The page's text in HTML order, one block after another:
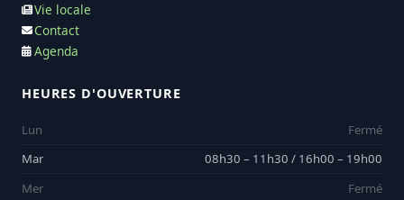
Vie locale
Contact
Agenda
HEURES D'OUVERTURE
Lun
Fermé
Mar
08h30 – 11h30 / 16h00 – 19h00
Mer
Fermé